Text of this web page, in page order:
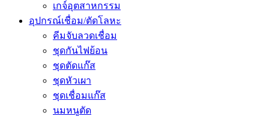
เกจ์อุตสาหกรรม
อุปกรณ์เชื่อม/ตัดโลหะ
คีมจับลวดเชื่อม
ชุดกันไฟย้อน
ชุดตัดแก๊ส
ชุดหัวเผา
ชุดเชื่อมแก๊ส
นมหนูตัด